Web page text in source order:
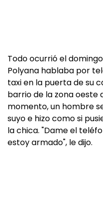
Todo ocurrió el
Polyana hablaba por
taxi en la puerta de su
barrio de la zona oeste
momento, un hombre
suyo e hizo como si
la chica. "Dame el
estoy armado", le dijo.